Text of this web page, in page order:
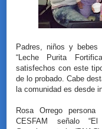
Padres, niños y
“Leche Purita
satisfechos con este
de lo probado. Cabe
la comunidad es desde
Rosa Orrego
CESFAM señalo